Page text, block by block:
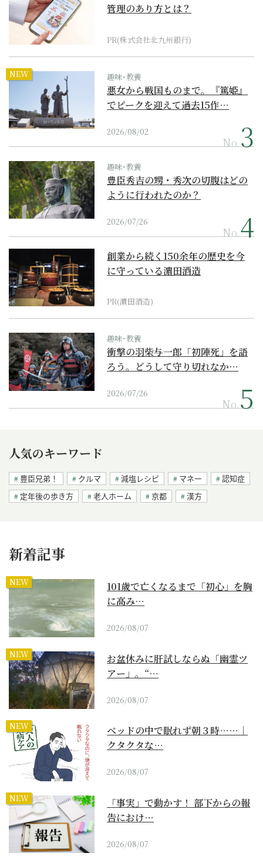
管理のあり方とは？
PR(株式会社北九州銀行)
NEW 趣味･教養
悪女から戦国ものまで。『篤姫』
でピークを迎えて過去15作…
2026/08/02
No.
趣味･教養
豊臣秀吉の甥・秀次の切腹はどの
ように行われたのか？
2026/07/26
No.
創業から続く150余年の歴史を今
に守っている濵田酒造
PR(濵田酒造)
趣味･教養
衝撃の羽柴与一郎「初陣死」を語
ろう。どうして守り切れなか…
2026/07/26
No.
人気のキーワード
豊臣兄弟！ クルマ 減塩レシピ マネー
認知症
定年後の歩き方
老人ホーム 京都 漢方
新着記事
NEW
101歳で亡くなるまで「初心」を胸
に高み…
2026/08/07
NEW
お盆休みに肝試しならぬ「幽霊ツ
アー」。“…
2026/08/07
NEW
ベッドの中で眠れず朝３時……｜
クタクタな…
2026/08/07
NEW
「事実」で動かす！ 部下からの報
告におけ…
2026/08/07